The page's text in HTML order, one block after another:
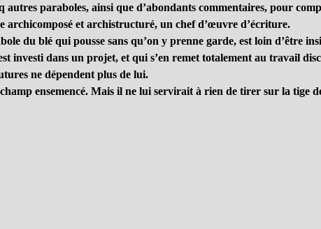
paraboles, ainsi que d’abondants commentaires, pour
archicomposé et archistructuré, un chef d’œuvre d’écriture.
du blé qui pousse sans qu’on y prenne garde, est loin d’être
investi dans un projet, et qui s’en remet totalement au travail
ne dépendent plus de lui.
ensemencé. Mais il ne lui servirait à rien de tirer sur la tige